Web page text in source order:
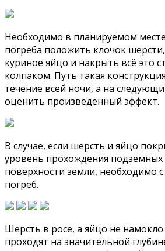
Необходимо в планируемом
погреба положить клочок
куриное яйцо и накрыть всё это
колпаком. Путь такая
течение всей ночи, а на
оценить произведенный эффект.
В случае, если шерсть и яйцо
уровень прохождения подземных
поверхности земли, необходимо
погреб.
Шерсть в росе, а яйцо не
проходят на значительной